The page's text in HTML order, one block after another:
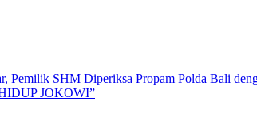
Pemilik SHM Diperiksa Propam Polda Bali
JOKOWI”